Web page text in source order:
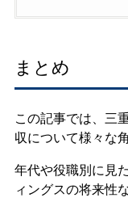
まとめ
この記事では、三
収について様々な
年代や役職別に見
ィングスの将来性